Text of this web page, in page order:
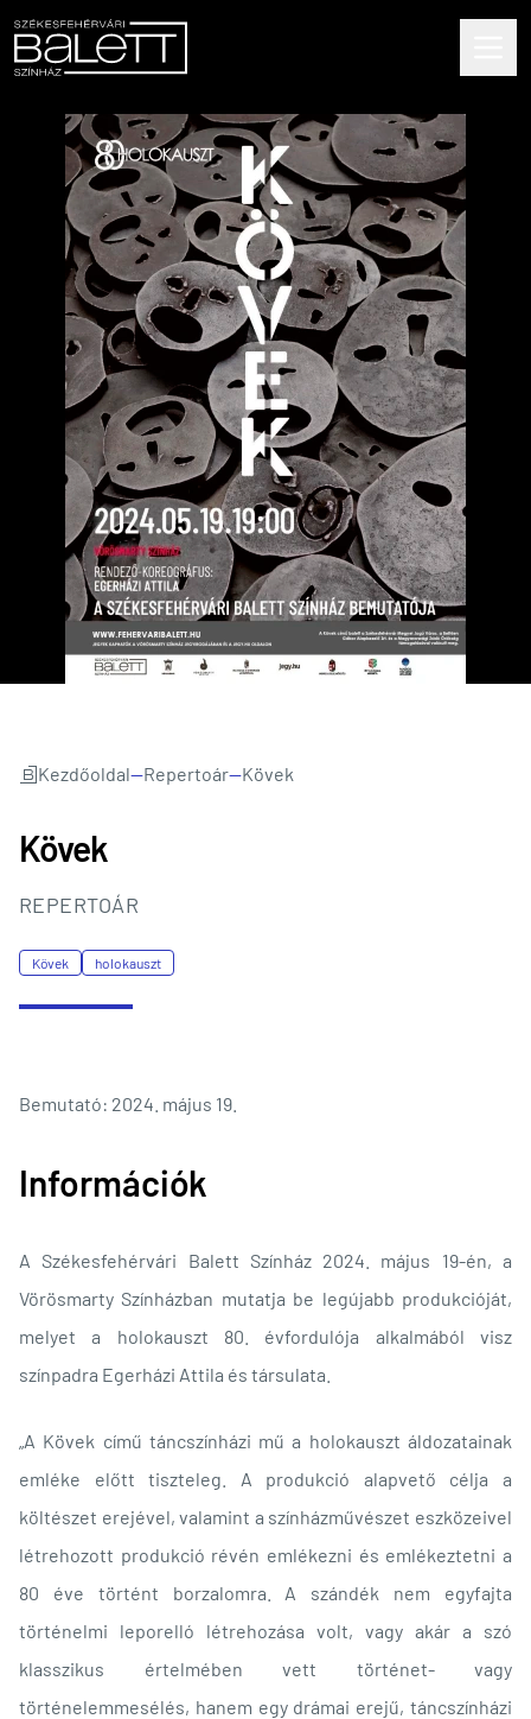
Kezdőoldal—Repertoár—Kövek
Kövek
REPERTOÁR
Kövek holokauszt
Bemutató: 2024. május 19.
Információk
A Székesfehérvári Balett Színház 2024. május 19-én, a
Vörösmarty Színházban mutatja be legújabb produkcióját,
melyet a holokauszt 80. évfordulója alkalmából visz
színpadra Egerházi Attila és társulata.
„A Kövek című táncszínházi mű a holokauszt áldozatainak
emléke előtt tiszteleg. A produkció alapvető célja a
költészet erejével, valamint a színházművészet eszközeivel
létrehozott produkció révén emlékezni és emlékeztetni a
80 éve történt borzalomra. A szándék nem egyfajta
történelmi leporelló létrehozása volt, vagy akár a szó
klasszikus értelmében vett történet- vagy
történelemmesélés, hanem egy drámai erejű, táncszínházi